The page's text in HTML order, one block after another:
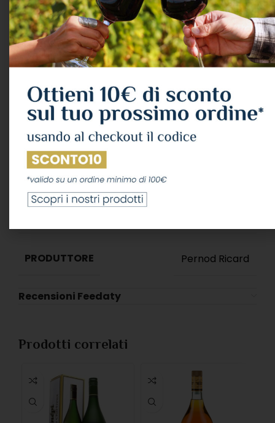
La famiglia Ramazzotti, dimostrando un notevole
intuito commerciale, implementò fin dal XIX
secolo una struttura di esportazione per il loro
Amaro sempre più conosciuto in Italia.
Ramazzotti si sviluppò con la diffusione del
leadership nazionale si cominciò a esportarlo in
tutto il Mondo,a partire dal secondo dopo guerra.
Informazioni aggiuntive
PESO
PRODUTTORE Pernod Ricard
Recensioni Feedaty
Prodotti correlati